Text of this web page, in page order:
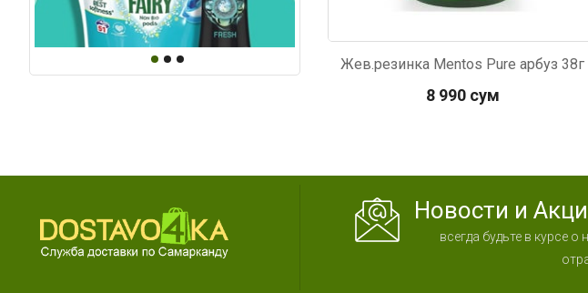
Жев.резинка Mentos Pure арбуз 38г
8 990 сум
Новости и
всегда будьте в курсе